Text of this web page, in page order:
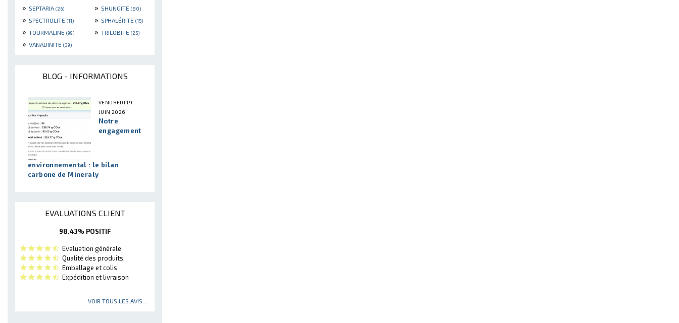
» SEPTARIA (26) » SHUNGITE (80)
» SPECTROLITE (11) » SPHALÉRITE (15)
» TOURMALINE (99) » TRILOBITE (25)
» VANADINITE (39)
BLOG - INFORMATIONS
VENDREDI 19
JUIN 2026
Notre
engagement
environnemental : le bilan
carbone de Mineraly
EVALUATIONS CLIENT
98.43% POSITIF
Evaluation générale
Qualité des produits
Emballage et colis
Expédition et livraison
VOIR TOUS LES AVIS...